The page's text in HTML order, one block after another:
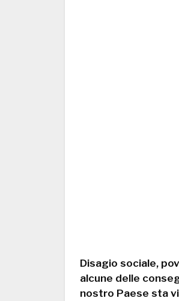
Disagio sociale,
alcune delle
nostro Paese sta